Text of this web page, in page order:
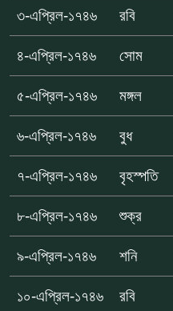
৩-এপ্রিল-১৭৪৬ রবি
৪-এপ্রিল-১৭৪৬ সোম
৫-এপ্রিল-১৭৪৬ মঙ্গল
৬-এপ্রিল-১৭৪৬ বুধ
৭-এপ্রিল-১৭৪৬ বৃহস্পতি
৮-এপ্রিল-১৭৪৬ শুক্র
৯-এপ্রিল-১৭৪৬ শনি
১০-এপ্রিল-১৭৪৬ রবি